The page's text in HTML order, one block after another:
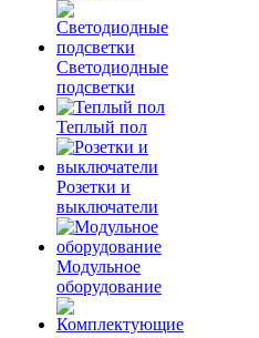
Светодиодные
подсветки
Теплый пол
Розетки и
выключатели
Модульное
оборудование